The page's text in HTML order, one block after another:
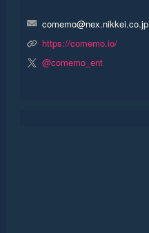
comemo@nex.nikkei.co.jp
https://comemo.io/
@comemo_ent